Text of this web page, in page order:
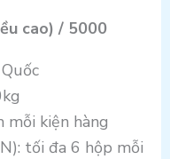
cao) / 5000
mỗi kiện hàng
tối đa 6 hộp mỗi